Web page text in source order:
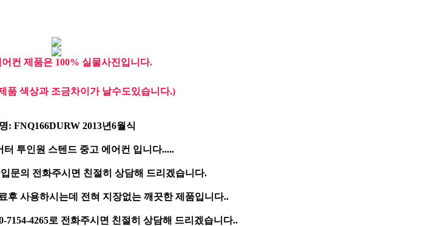
컨 제품은 100% 실물사진입니다.
품 색상과 조금차이가 날수도있습니다.)
: FNQ166DURW 2013년6월식
터 투인원 스텐드 중고 에어컨 입니다.....
문의 전화주시면 친절히 상담해 드리겠습니다.
후 사용하시는데 전혀 지장없는 깨끗한 제품입니다..
7154-4265로 전화주시면 친절히 상담해 드리겠습니다..